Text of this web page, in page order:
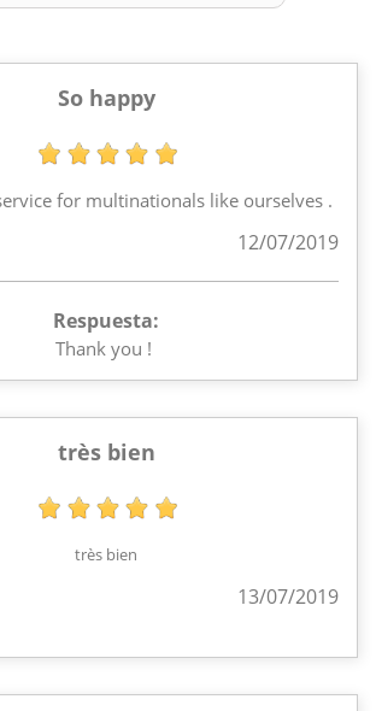
So happy
for multinationals like ourselves .
12/07/2019
Respuesta:
Thank you !
très bien
très bien
13/07/2019